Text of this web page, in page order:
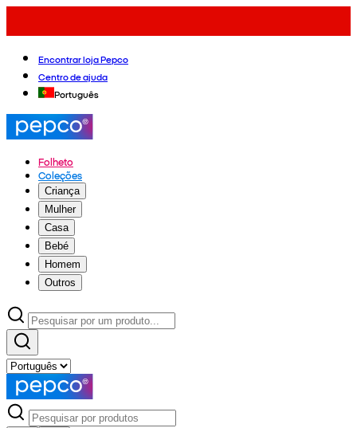
Encontrar loja Pepco
Centro de ajuda
Português
Folheto
Coleções
Criança
Mulher
Casa
Bebé
Homem
Outros